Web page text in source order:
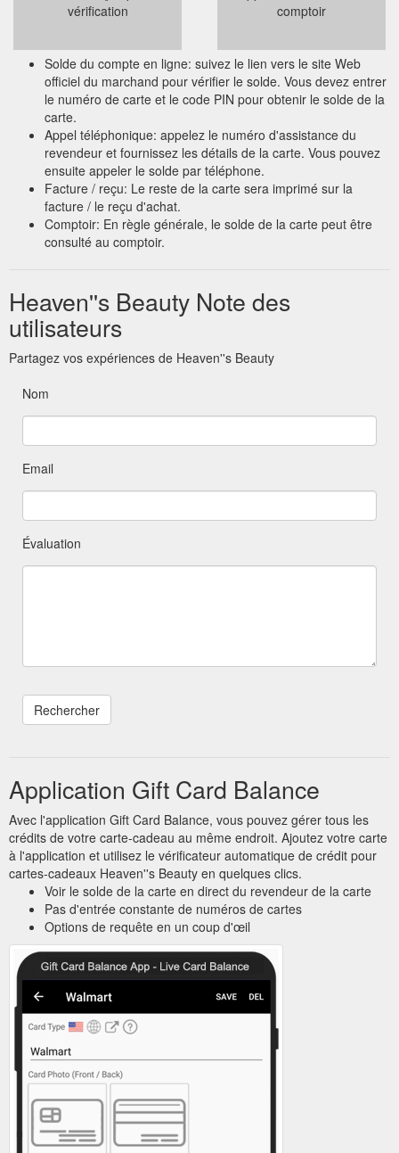
vérification
comptoir
Solde du compte en ligne: suivez le lien vers le site Web
officiel du marchand pour vérifier le solde. Vous devez entrer
le numéro de carte et le code PIN pour obtenir le solde de la
carte.
Appel téléphonique: appelez le numéro d'assistance du
revendeur et fournissez les détails de la carte. Vous pouvez
ensuite appeler le solde par téléphone.
Facture / reçu: Le reste de la carte sera imprimé sur la
facture / le reçu d'achat.
Comptoir: En règle générale, le solde de la carte peut être
consulté au comptoir.
Heaven''s Beauty Note des
utilisateurs
Partagez vos expériences de Heaven''s Beauty
Nom
Email
Évaluation
Application Gift Card Balance
Avec l'application Gift Card Balance, vous pouvez gérer tous les
crédits de votre carte-cadeau au même endroit. Ajoutez votre carte
à l'application et utilisez le vérificateur automatique de crédit pour
cartes-cadeaux Heaven''s Beauty en quelques clics.
Voir le solde de la carte en direct du revendeur de la carte
Pas d'entrée constante de numéros de cartes
Options de requête en un coup d'œil